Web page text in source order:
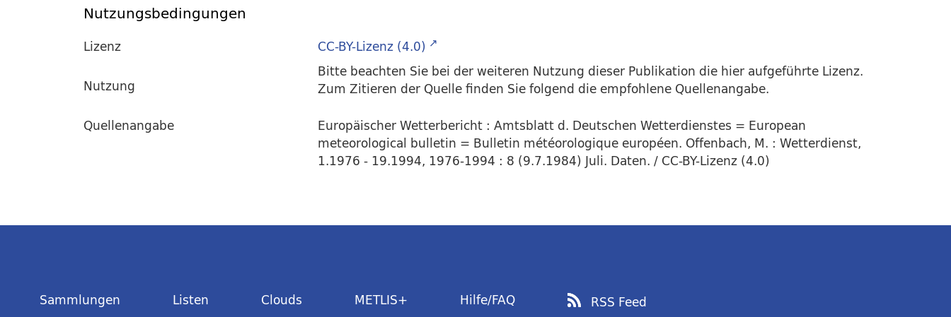
Nutzungsbedingungen
Lizenz
CC-BY-Lizenz (4.0)
Nutzung
Bitte beachten Sie bei der weiteren Nutzung dieser Publikation die hier aufgeführte Lizenz.
Zum Zitieren der Quelle finden Sie folgend die empfohlene Quellenangabe.
Quellenangabe
Europäischer Wetterbericht : Amtsblatt d. Deutschen Wetterdienstes = European
meteorological bulletin = Bulletin météorologique européen. Offenbach, M. : Wetterdienst,
1.1976 - 19.1994, 1976-1994 : 8 (9.7.1984) Juli. Daten. / CC-BY-Lizenz (4.0)
Sammlungen Listen Clouds METLIS+ Hilfe/FAQ RSS Feed